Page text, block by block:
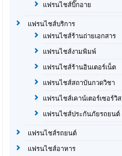
แฟรนไชส์บิ๊กอาย
แฟรนไชส์บริการ
แฟรนไชส์ร้านถ่ายเอกสาร
แฟรนไชส์งามพิมพ์
แฟรนไชส์ร้านอินเตอร์เน็ต
แฟรนไชส์สถาบันกวดวิชา
แฟรนไชส์เคาน์เตอร์เซอร์วิส
แฟรนไชส์ประกันภัยรถยนต์
แฟรนไชส์รถยนต์
แฟรนไชส์อาหาร